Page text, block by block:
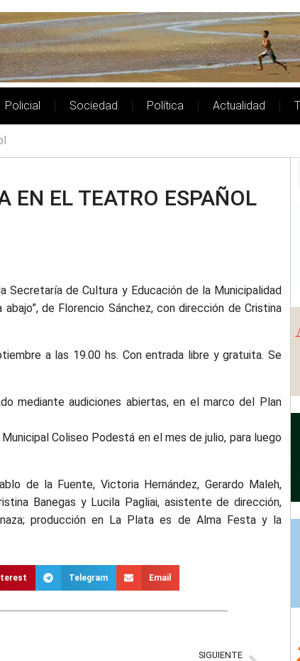
Policial Sociedad Política Actualidad
EN EL TEATRO ESPAÑOL
de Cultura y Educación de la Municipalidad
de Florencio Sánchez, con dirección de Cristina
a las 19.00 hs. Con entrada libre y gratuita. Se
mediante audiciones abiertas, en el marco del Plan
Coliseo Podestá en el mes de julio, para luego
de la Fuente, Victoria Hernández, Gerardo Maleh,
Banegas y Lucila Pagliai, asistente de dirección,
producción en La Plata es de Alma Festa y la
Telegram Email
SIGUIENTE